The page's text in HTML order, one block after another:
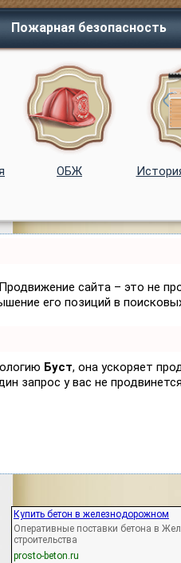
Пожарная безопасность
ОБЖ
сайта – это не
его позиций в
Буст, она ускоряет
запрос у вас не
Купить бетон в железнодорожном
Оперативные поставки бетона в
строительства
prosto-beton.ru